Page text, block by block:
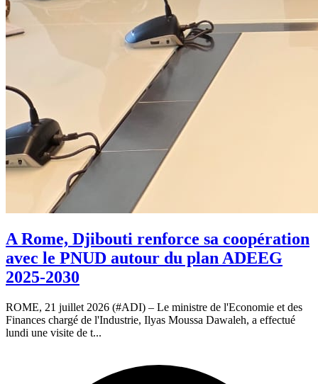
A Rome, Djibouti renforce sa coopération
avec le PNUD autour du plan ADEEG
2025-2030
ROME, 21 juillet 2026 (#ADI) – Le ministre de l'Economie et des
Finances chargé de l'Industrie, Ilyas Moussa Dawaleh, a effectué
lundi une visite de t...